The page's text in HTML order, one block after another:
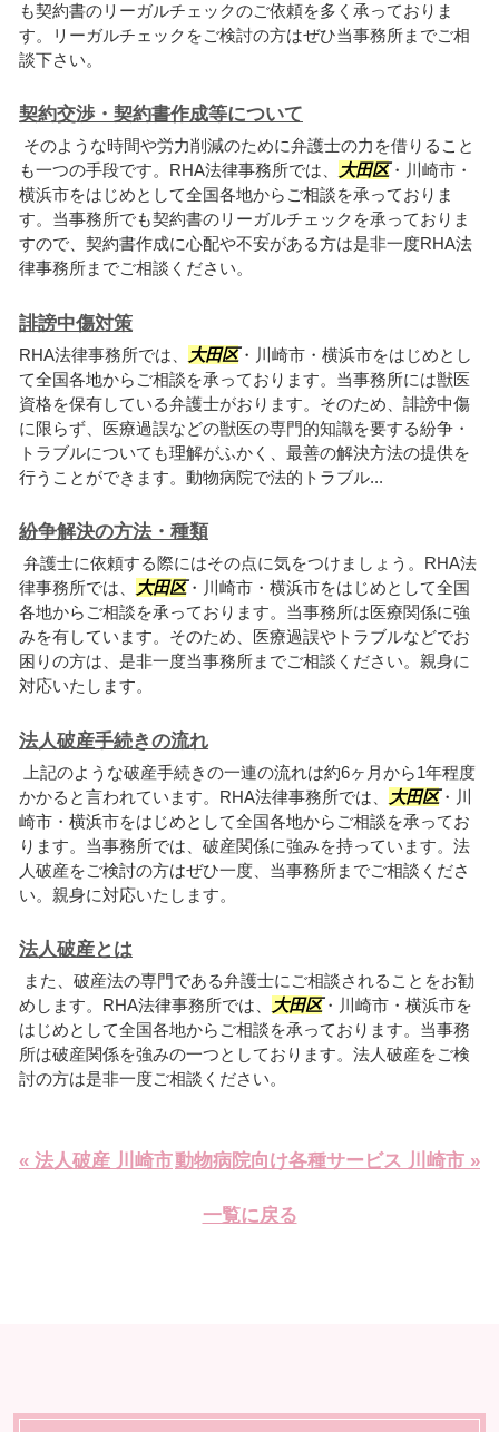
も契約書のリーガルチェックのご依頼を多く承っておりま
す。リーガルチェックをご検討の方はぜひ当事務所までご相
談下さい。
契約交渉・契約書作成等について
そのような時間や労力削減のために弁護士の力を借りること
も一つの手段です。RHA法律事務所では、
大田区・川崎市・
横浜市をはじめとして全国各地からご相談を承っておりま
す。当事務所でも契約書のリーガルチェックを承っておりま
すので、契約書作成に心配や不安がある方は是非一度RHA法
律事務所までご相談ください。
誹謗中傷対策
RHA法律事務所では、 大田区・川崎市・横浜市をはじめとし
て全国各地からご相談を承っております。当事務所には獣医
資格を保有している弁護士がおります。そのため、誹謗中傷
に限らず、医療過誤などの獣医の専門的知識を要する紛争・
トラブルについても理解がふかく、最善の解決方法の提供を
行うことができます。動物病院で法的トラブル...
紛争解決の方法・種類
弁護士に依頼する際にはその点に気をつけましょう。RHA法
律事務所では、
大田区・川崎市・横浜市をはじめとして全国
各地からご相談を承っております。当事務所は医療関係に強
みを有しています。そのため、医療過誤やトラブルなどでお
困りの方は、是非一度当事務所までご相談ください。親身に
対応いたします。
法人破産手続きの流れ
上記のような破産手続きの一連の流れは約6ヶ月から1年程度
かかると言われています。RHA法律事務所では、
大田区・川
崎市・横浜市をはじめとして全国各地からご相談を承ってお
ります。当事務所では、破産関係に強みを持っています。法
人破産をご検討の方はぜひ一度、当事務所までご相談くださ
い。親身に対応いたします。
法人破産とは
また、破産法の専門である弁護士にご相談されることをお勧
めします。RHA法律事務所では、
大田区・川崎市・横浜市を
はじめとして全国各地からご相談を承っております。当事務
所は破産関係を強みの一つとしております。法人破産をご検
討の方は是非一度ご相談ください。
« 法人破産 川崎市動物病院向け各種サービス 川崎市 »
一覧に戻る